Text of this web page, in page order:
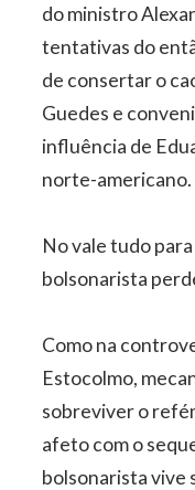
do ministro
tentativas do
de consertar o
Guedes e
influência de
norte-americano.
No vale tudo
bolsonarista
Como na
Estocolmo,
sobreviver o
afeto com o
bolsonarista vive